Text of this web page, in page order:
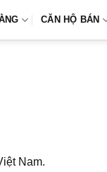
CĂN HỘ BÁN
Nam.